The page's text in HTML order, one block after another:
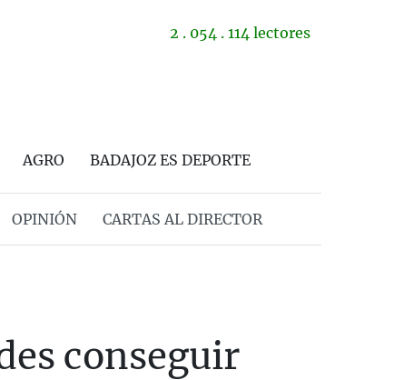
2 . 054 . 114 lectores
AGRO BADAJOZ ES DEPORTE
OPINIÓN CARTAS AL DIRECTOR
conseguir